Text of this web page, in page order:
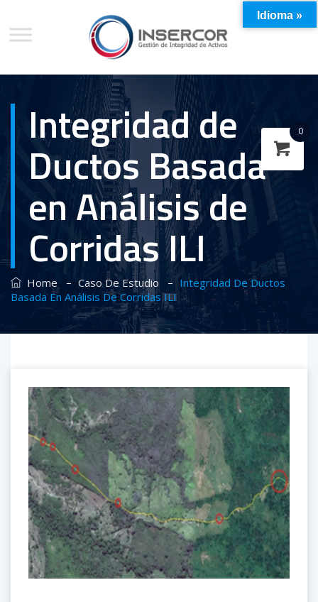
Integridad de
Ductos Basada
en Análisis de
Corridas ILI
Home – Caso De Estudio – Integridad De Ductos
Basada En Análisis De Corridas ILI
Idioma »
0